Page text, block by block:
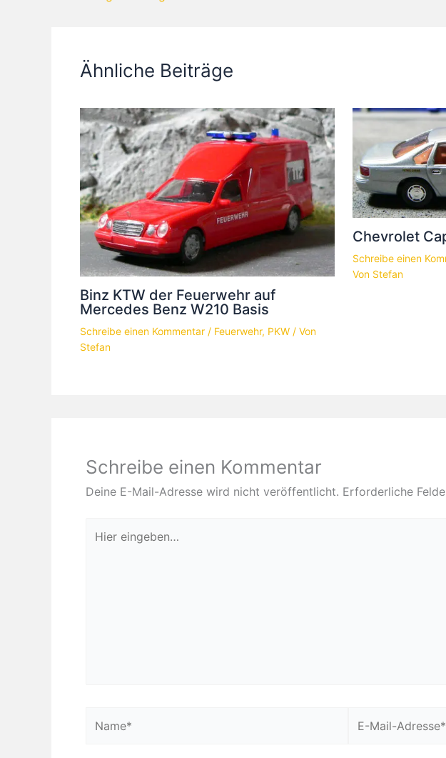
Ähnliche Beiträge
Binz KTW der Feuerwehr auf
Mercedes Benz W210 Basis
Schreibe einen Kommentar / Feuerwehr, PKW / Von
Stefan
Chevrolet
Schreibe einen
Von Stefan
Schreibe einen Kommentar
Deine E-Mail-Adresse wird nicht veröffentlicht. Erforderliche
eingeben…
Mail-